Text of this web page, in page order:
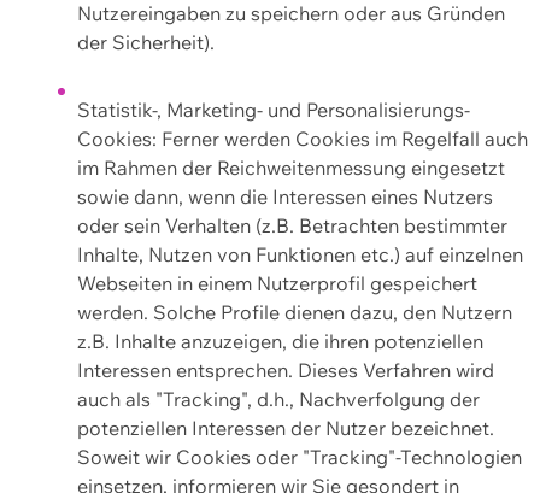
Nutzereingaben zu speichern oder aus Gründen
der Sicherheit).
Statistik-, Marketing- und Personalisierungs-
Cookies: Ferner werden Cookies im Regelfall auch
im Rahmen der Reichweitenmessung eingesetzt
sowie dann, wenn die Interessen eines Nutzers
oder sein Verhalten (z.B. Betrachten bestimmter
Inhalte, Nutzen von Funktionen etc.) auf einzelnen
Webseiten in einem Nutzerprofil gespeichert
werden. Solche Profile dienen dazu, den Nutzern
z.B. Inhalte anzuzeigen, die ihren potenziellen
Interessen entsprechen. Dieses Verfahren wird
auch als "Tracking", d.h., Nachverfolgung der
potenziellen Interessen der Nutzer bezeichnet.
Soweit wir Cookies oder "Tracking"-Technologien
einsetzen, informieren wir Sie gesondert in